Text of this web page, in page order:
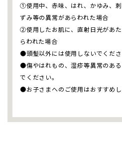
①使用中、赤味、はれ、かゆみ、
ずみ等の異常があらわれた場合
②使用したお肌に、直射日光があ
らわれた場合
頭髪以外には使用しないでくださ
傷やはれもの、湿疹等異常のあ
でください。
お子さまへのご使用はおすすめし